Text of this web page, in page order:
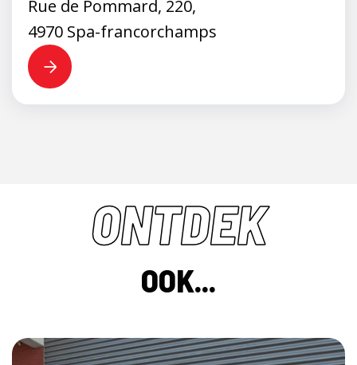
Rue de Pommard, 220,
4970 Spa-francorchamps
ONTDEK
OOK...